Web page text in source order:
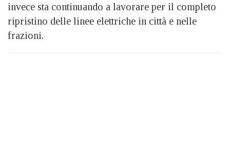
invece sta continuando a lavorare per il completo
ripristino delle linee elettriche in città e nelle
frazioni.